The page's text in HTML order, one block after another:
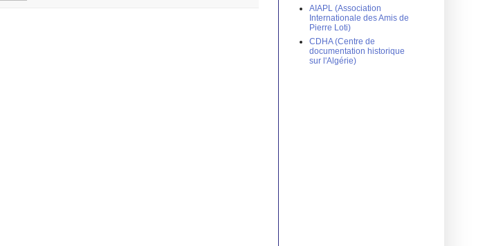
AIAPL (Association
Internationale des Amis de
Pierre Loti)
CDHA (Centre de
documentation historique
sur l'Algérie)